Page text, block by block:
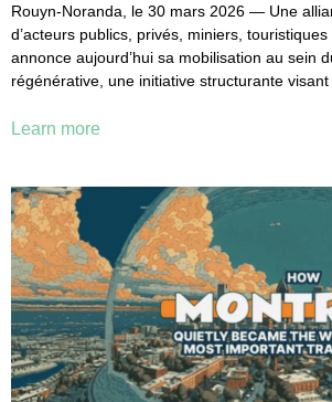
Rouyn-Noranda, le 30 mars 2026 — Une
d’acteurs publics, privés, miniers,
annonce aujourd’hui sa mobilisation au sein
régénérative, une initiative structurante visant
Learn more